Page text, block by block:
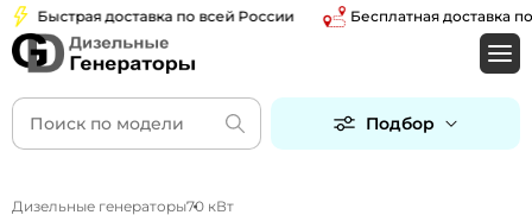
Быстрая доставка по всей России Бесплатная доставка по
Подбор
Дизельные генераторы70 кВт